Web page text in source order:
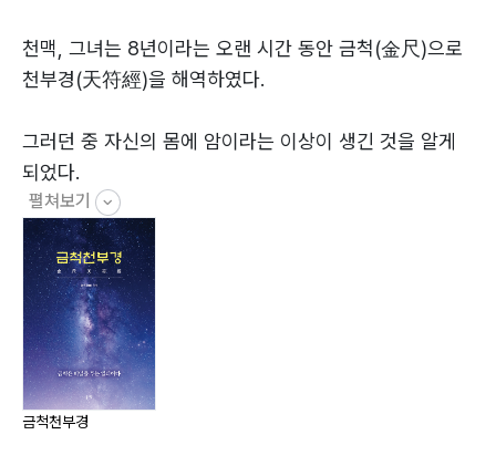
부록(삼일신고, 참전계경) 357
참조문헌 382
천맥, 그녀는 8년이라는 오랜 시간 동안 금척(金尺)으로
천부경(天符經)을 해역하였다.
그러던 중 자신의 몸에 암이라는 이상이 생긴 것을 알게
되었다.
암세포가 온몸에 퍼져 말할 수 없는 고통을 느끼면서도
오로지 우리 민족 최초의 경전인 천부경을 세상에 전해야
겠다는 일념으로
일을 손에서 놓지 않았다.
펼쳐보기
금척천부경